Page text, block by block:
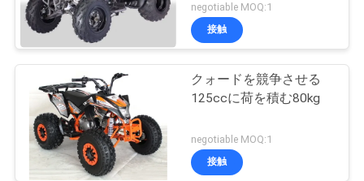
negotiable MOQ:1
接触
クォードを競争させる
125ccに荷を積む80kg
negotiable MOQ:1
接触